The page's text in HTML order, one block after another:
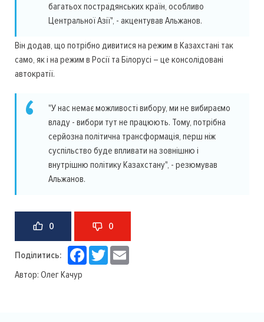
багатьох пострадянських країн, особливо
Центральної Азії", - акцентував Альжанов.
Він додав, що потрібно дивитися на режим в Казахстані так
само, як і на режим в Росії та Білорусі – це консолідовані
автократії.
"У нас немає можливості вибору, ми не вибираємо
владу - вибори тут не працюють. Тому, потрібна
серйозна політична трансформація, перш ніж
суспільство буде впливати на зовнішню і
внутрішню політику Казахстану", - резюмував
Альжанов.
0 0
Поділитись: Facebook
Twitter
Автор: Олег Качур